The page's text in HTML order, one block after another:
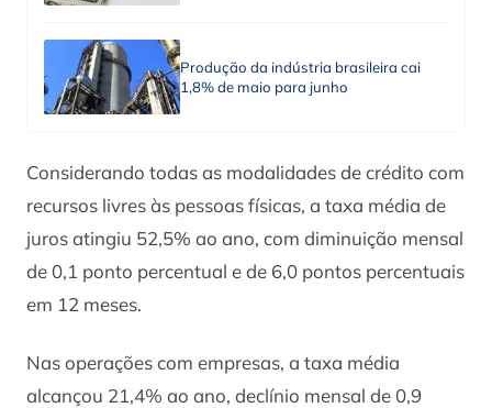
Produção da indústria brasileira cai
1,8% de maio para junho
Considerando todas as modalidades de crédito com
recursos livres às pessoas físicas, a taxa média de
juros atingiu 52,5% ao ano, com diminuição mensal
de 0,1 ponto percentual e de 6,0 pontos percentuais
em 12 meses.
Nas operações com empresas, a taxa média
alcançou 21,4% ao ano, declínio mensal de 0,9